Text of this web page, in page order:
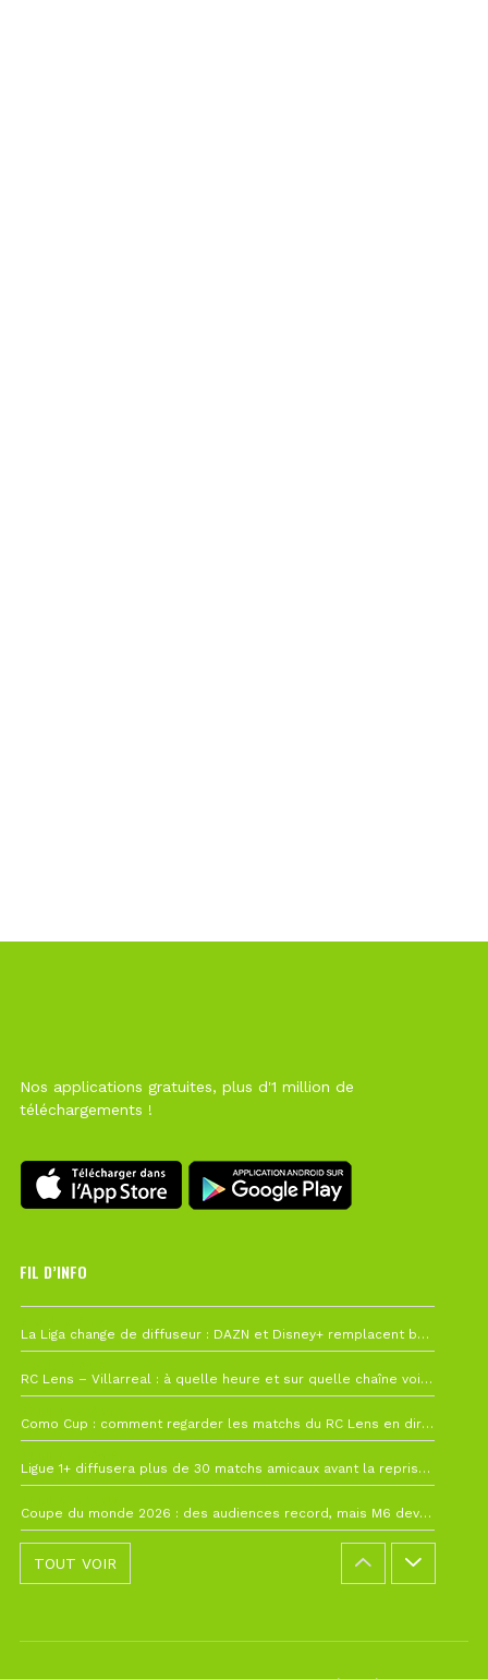
Nos applications gratuites, plus d'1 million de
téléchargements !
FIL D’INFO
La Liga change de diffuseur : DAZN et Disney+ remplacent beIN Sports !
RC Lens – Villarreal : à quelle heure et sur quelle chaîne voir la finale de la Como Cup ?
Como Cup : comment regarder les matchs du RC Lens en direct ?
Ligue 1+ diffusera plus de 30 matchs amicaux avant la reprise de la Ligue 1
Coupe du monde 2026 : des audiences record, mais M6 devrait perdre très gros !
TOUT VOIR